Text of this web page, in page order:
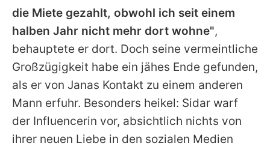
die Miete gezahlt, obwohl ich seit einem
halben Jahr nicht mehr dort wohne",
behauptete er dort. Doch seine vermeintliche
Großzügigkeit habe ein jähes Ende gefunden,
als er von Janas Kontakt zu einem anderen
Mann erfuhr. Besonders heikel: Sidar warf
der Influencerin vor, absichtlich nichts von
ihrer neuen Liebe in den sozialen Medien